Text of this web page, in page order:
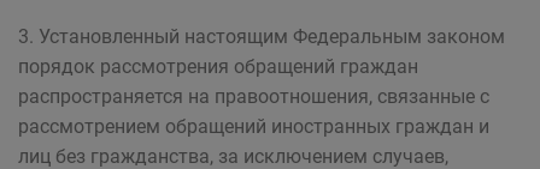
3. Установленный настоящим Федеральным законом
порядок рассмотрения обращений граждан
распространяется на правоотношения, связанные с
рассмотрением обращений иностранных граждан и
лиц без гражданства, за исключением случаев,